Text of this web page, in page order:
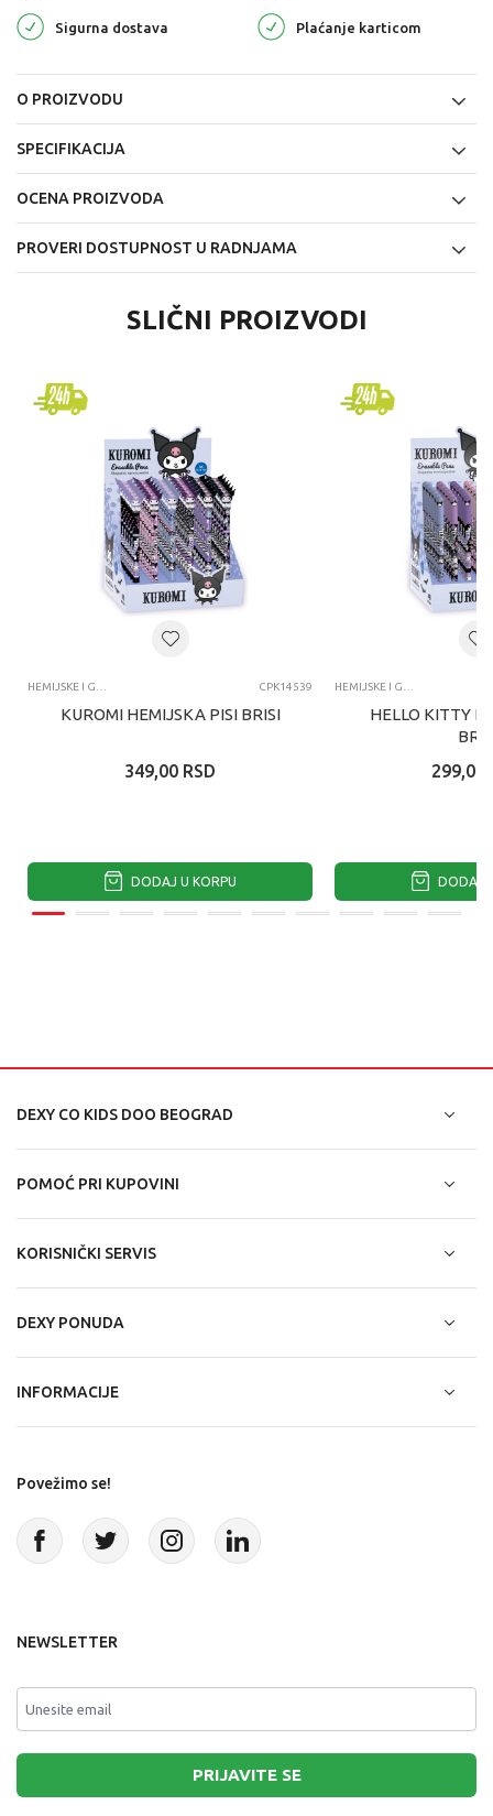
Sigurna dostava Plaćanje karticom
O PROIZVODU
SPECIFIKACIJA
OCENA PROIZVODA
PROVERI DOSTUPNOST U RADNJAMA
SLIČNI PROIZVODI
HEMIJSKE I GEL OLOVKE I NALIV PERA CPK14539
KUROMI HEMIJSKA PISI BRISI
349,00 RSD
DODAJ U KORPU
HEMIJSKE I GEL OLOVKE I NALIV PERA
HELLO KITTY
299,00
DODAJ
DEXY CO KIDS DOO BEOGRAD
POMOĆ PRI KUPOVINI
KORISNIČKI SERVIS
DEXY PONUDA
INFORMACIJE
Povežimo se!
NEWSLETTER
PRIJAVITE SE